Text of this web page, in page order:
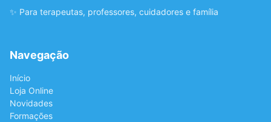
✨ Para terapeutas, professores, cuidadores e família
Navegação
Início
Loja Online
Novidades
Formações